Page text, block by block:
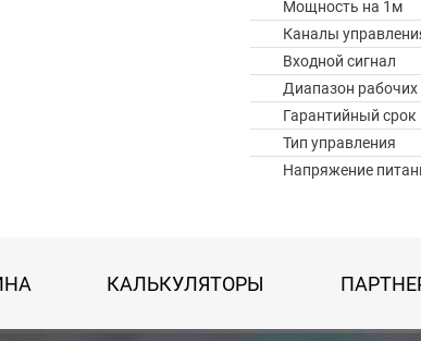
Мощность на 1м
Каналы
Входной сигнал
Диапазон рабочих
Гарантийный срок
Тип управления
Напряжение
КАЛЬКУЛЯТОРЫ